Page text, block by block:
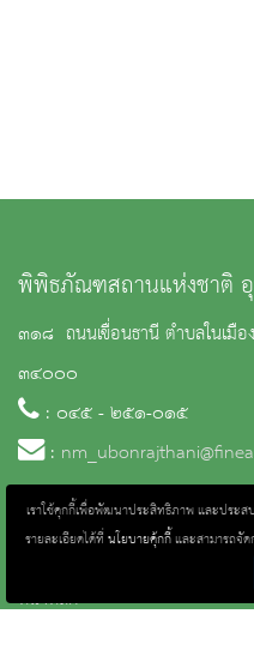
เราใช้คุกกี้เพื่อพัฒนาประสิทธิภาพ และประ
รายละเอียดได้ที่นโยบายคุ้กกี้และสามารถจัด
พิพิธภัณฑสถานแห่งชาติ
๓๑๘ ถนนเขื่อนธานี ตำบลในเมือ
๓๔๐๐๐
: ๐๔๕ - ๒๕๑-๐๑๕
:
หน้าหลัก